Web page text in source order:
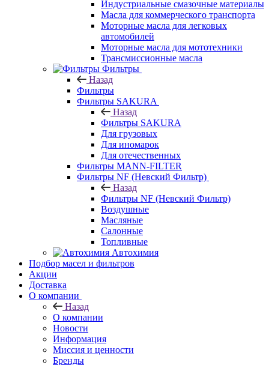
Индустриальные смазочные материалы
Масла для коммерческого транспорта
Моторные масла для легковых
автомобилей
Моторные масла для мототехники
Трансмиссионные масла
Фильтры
Назад
Фильтры
Фильтры SAKURA
Назад
Фильтры SAKURA
Для грузовых
Для иномарок
Для отечественных
Фильтры MANN-FILTER
Фильтры NF (Невский Фильтр)
Назад
Фильтры NF (Невский Фильтр)
Воздушные
Масляные
Салонные
Топливные
Автохимия
Подбор масел и фильтров
Акции
Доставка
О компании
Назад
О компании
Новости
Информация
Миссия и ценности
Бренды